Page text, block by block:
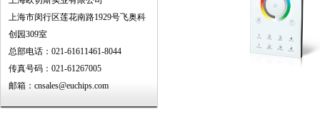
上海市闵行区莲花南路1929号飞奥科
创园309室
总部电话：021-61611461-8044
传真号码：021-61267005
邮箱：cnsales@euchips.com